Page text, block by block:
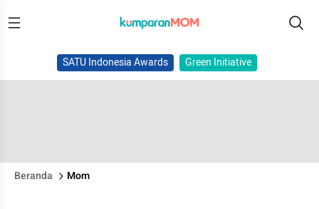
SATU Indonesia Awards Green Initiative
Beranda Mom